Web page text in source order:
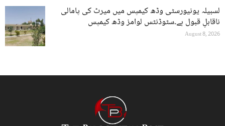
لسبیلہ یونیورسٹی وڈھ کیمپس میں میرٹ کی پامالی
ناقابلِ قبول ہے۔سٹوڈنٹس لوامز وڈھ کیمپس
August 8, 2026